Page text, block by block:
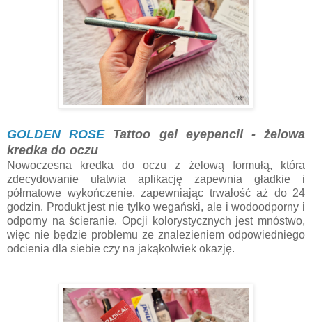
GOLDEN ROSE Tattoo gel eyepencil - żelowa
kredka do oczu
Nowoczesna kredka do oczu z żelową formułą, która
zdecydowanie ułatwia aplikację zapewnia gładkie i
półmatowe wykończenie, zapewniając trwałość aż do 24
godzin. Produkt jest nie tylko wegański, ale i wodoodporny i
odporny na ścieranie. Opcji kolorystycznych jest mnóstwo,
więc nie będzie problemu ze znalezieniem odpowiedniego
odcienia dla siebie czy na jakąkolwiek okazję.